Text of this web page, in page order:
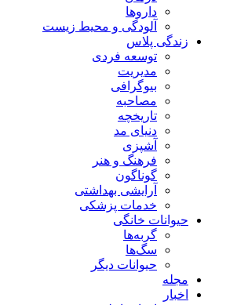
داروها
آلودگی و محیط زیست
زندگی پلاس
توسعه فردی
مدیریت
بیوگرافی
مصاحبه
تاریخچه
دنیای مد
آشپزی
فرهنگ و هنر
گوناگون
آرایشی بهداشتی
خدمات پزشکی
حیوانات خانگی
گربه‌ها
سگ‌ها
حیوانات دیگر
مجله
اخبار